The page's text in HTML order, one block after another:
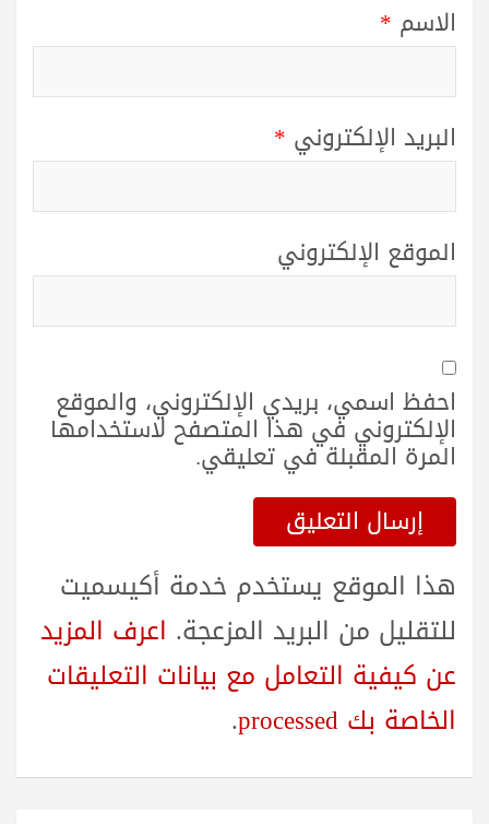
الاسم *
البريد الإلكتروني *
الموقع الإلكتروني
احفظ اسمي، بريدي الإلكتروني، والموقع
الإلكتروني في هذا المتصفح لاستخدامها
المرة المقبلة في تعليقي.
هذا الموقع يستخدم خدمة أكيسميت
للتقليل من البريد المزعجة. اعرف المزيد
عن كيفية التعامل مع بيانات التعليقات
الخاصة بك processed
.